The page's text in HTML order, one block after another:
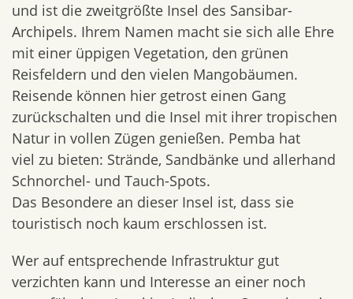
und ist die zweitgrößte Insel des Sansibar-
Archipels. Ihrem Namen macht sie sich alle Ehre
mit einer üppigen Vegetation, den grünen
Reisfeldern und den vielen Mangobäumen.
Reisende können hier getrost einen Gang
zurückschalten und die Insel mit ihrer tropischen
Natur in vollen Zügen genießen. Pemba hat
viel zu bieten: Strände, Sandbänke und allerhand
Schnorchel- und Tauch-Spots.
Das Besondere an dieser Insel ist, dass sie
touristisch noch kaum erschlossen ist.
Wer auf entsprechende Infrastruktur gut
verzichten kann und Interesse an einer noch